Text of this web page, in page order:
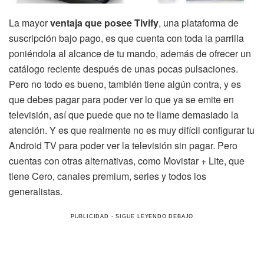
La mayorventaja que posee Tivify, una plataforma de
suscripción bajo pago, es que cuenta con toda la parrilla
poniéndola al alcance de tu mando, además de ofrecer un
catálogo reciente después de unas pocas pulsaciones.
Pero no todo es bueno, también tiene algún contra, y es
que debes pagar para poder ver lo que ya se emite en
televisión, así que puede que no te llame demasiado la
atención. Y es que realmente no es muy difícil configurar tu
Android TV para poder ver la televisión sin pagar. Pero
cuentas con otras alternativas, como Movistar + Lite, que
tiene Cero, canales premium, series y todos los
generalistas.